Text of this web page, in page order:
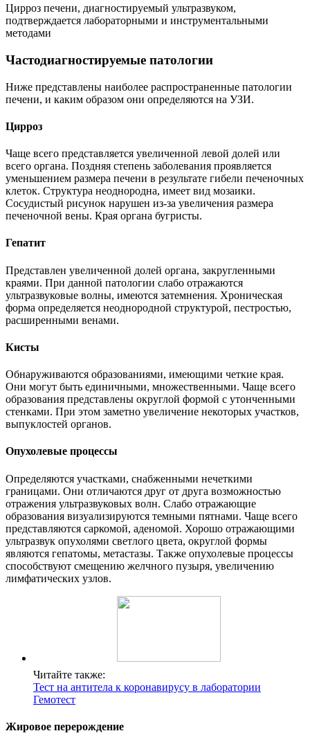
Цирроз печени, диагностируемый ультразвуком,
подтверждается лабораторными и инструментальными
методами
Частодиагностируемые патологии
Ниже представлены наиболее распространенные патологии
печени, и каким образом они определяются на УЗИ.
Цирроз
Чаще всего представляется увеличенной левой долей или
всего органа. Поздняя степень заболевания проявляется
уменьшением размера печени в результате гибели печеночных
клеток. Структура неоднородна, имеет вид мозаики.
Сосудистый рисунок нарушен из-за увеличения размера
печеночной вены. Края органа бугристы.
Гепатит
Представлен увеличенной долей органа, закругленными
краями. При данной патологии слабо отражаются
ультразвуковые волны, имеются затемнения. Хроническая
форма определяется неоднородной структурой, пестростью,
расширенными венами.
Кисты
Обнаруживаются образованиями, имеющими четкие края.
Они могут быть единичными, множественными. Чаще всего
образования представлены округлой формой с утонченными
стенками. При этом заметно увеличение некоторых участков,
выпуклостей органов.
Опухолевые процессы
Определяются участками, снабженными нечеткими
границами. Они отличаются друг от друга возможностью
отражения ультразвуковых волн. Слабо отражающие
образования визуализируются темными пятнами. Чаще всего
представляются саркомой, аденомой. Хорошо отражающими
ультразвук опухолями светлого цвета, округлой формы
являются гепатомы, метастазы. Также опухолевые процессы
способствуют смещению желчного пузыря, увеличению
лимфатических узлов.
Читайте также:
Тест на антитела к коронавирусу в лаборатории
Гемотест
Жировое перерождение